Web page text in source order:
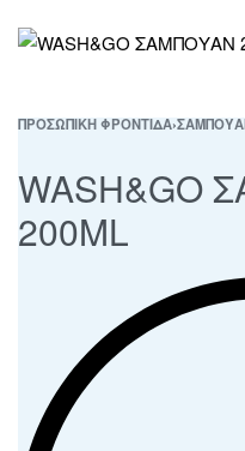
ΠΡΟΣΩΠΙΚΗ ΦΡΟΝΤΙΔΑ›
WASH&GO
200ML